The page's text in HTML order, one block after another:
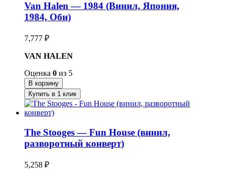
Van Halen — 1984 (Винил, Япония,
1984, Оби)
7,777 ₽
VAN HALEN
Оценка 0 из 5
В корзину
Купить в 1 клик
The Stooges — Fun House (винил,
разворотный конверт)
5,258 ₽